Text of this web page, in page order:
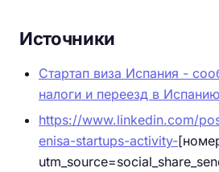
Источники
Стартап виза Испания -
налоги и переезд в
https://www.linkedin.com/
enisa-startups-activity-